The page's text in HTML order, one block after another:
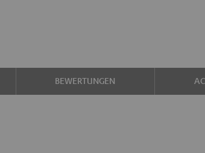
BEWERTUNGEN